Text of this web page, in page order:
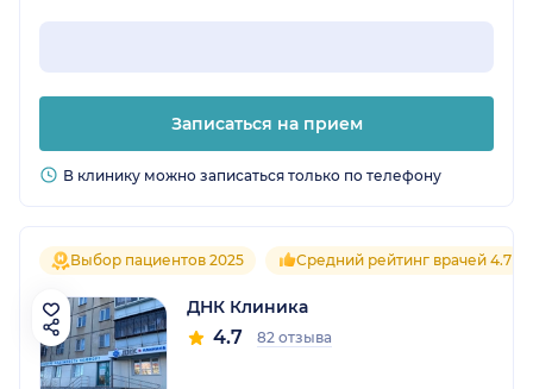
Записаться на прием
В клинику можно записаться только по телефону
Выбор пациентов 2025 Средний рейтинг врачей 4.7
ДНК Клиника
4.7 82 отзыва